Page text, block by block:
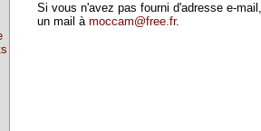
Si vous n'avez pas fourni d'adresse e-
un mail à moccam@free.fr.